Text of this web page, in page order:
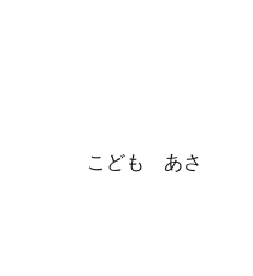
こども あさ